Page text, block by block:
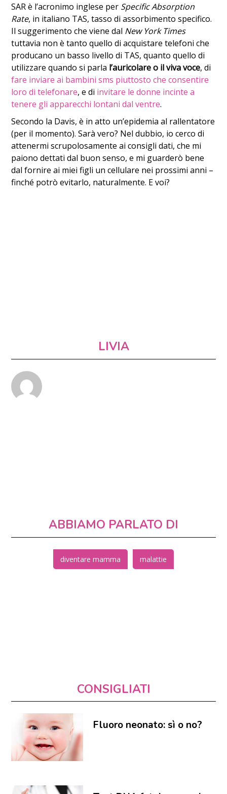
SAR è l’acronimo inglese per Specific Absorption
Rate, in italiano TAS, tasso di assorbimento specifico.
Il suggerimento che viene dal New York Times
tuttavia non è tanto quello di acquistare telefoni che
producano un basso livello di TAS, quanto quello di
utilizzare quando si parla l’auricolare o il viva voce, di
fare inviare ai bambini sms piuttosto che consentire
loro di telefonare, e di invitare le donne incinte a
tenere gli apparecchi lontani dal ventre.
Secondo la Davis, è in atto un’epidemia al rallentatore
(per il momento). Sarà vero? Nel dubbio, io cerco di
attenermi scrupolosamente ai consigli dati, che mi
paiono dettati dal buon senso, e mi guarderò bene
dal fornire ai miei figli un cellulare nei prossimi anni –
finché potrò evitarlo, naturalmente. E voi?
LIVIA
ABBIAMO PARLATO DI
diventare mamma malattie
CONSIGLIATI
Fluoro neonato: sì o no?